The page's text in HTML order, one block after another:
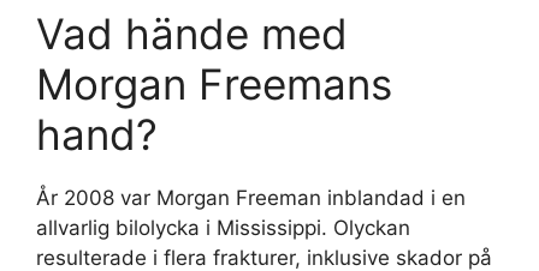
Vad hände med
Morgan Freemans
hand?
År 2008 var Morgan Freeman inblandad i en
allvarlig bilolycka i Mississippi. Olyckan
resulterade i flera frakturer, inklusive skador på